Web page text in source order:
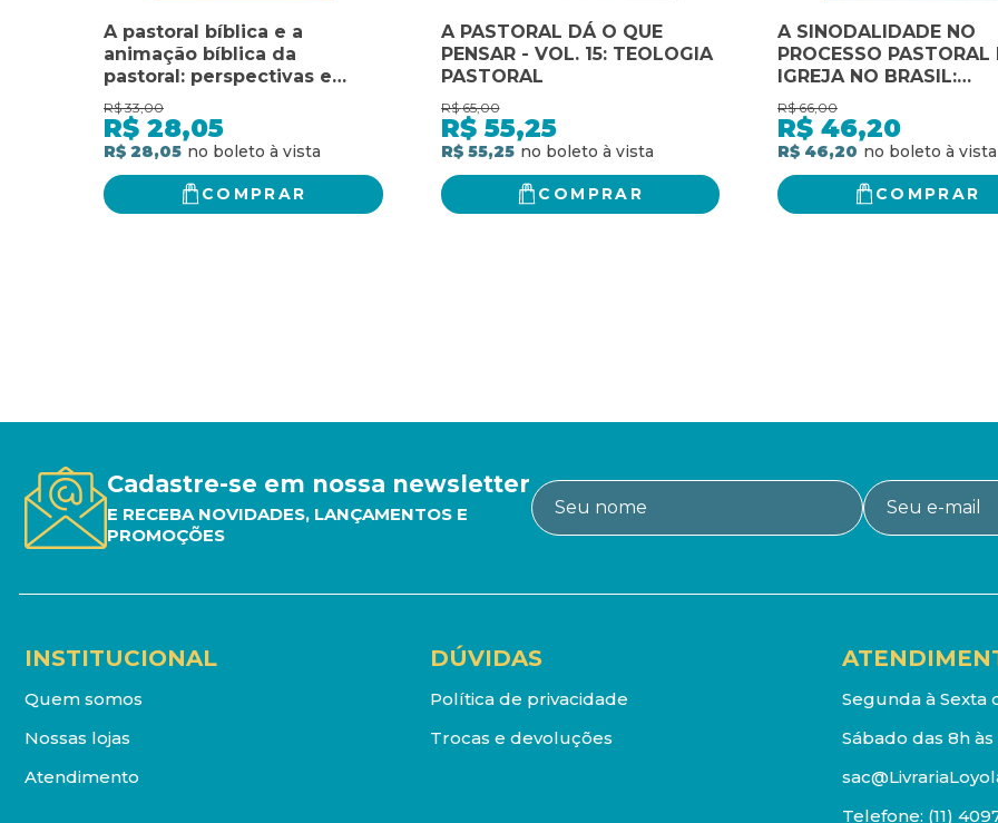
A pastoral bíblica e a
animação bíblica da
pastoral: perspectivas e
propostas para um vivo e
eficaz trabalho pastoral
R$ 33,00
R$ 28,05
R$ 28,05
COMPRAR
A PASTORAL DÁ O QUE
PENSAR - VOL. 15: TEOLOGIA
PASTORAL
R$ 65,00
R$ 55,25
R$ 55,25
COMPRAR
A SINODALIDADE NO
PROCESSO PASTORAL
IGREJA NO BRASIL:
CONTRIBUIÇÕES DO 2º
CONGRESSO BRAS. DE
TEOLOGIA PASTORAL
R$ 66,00
R$ 46,20
R$ 46,20
COMPRAR
Cadastre-se em nossa newsletter
E RECEBA NOVIDADES, LANÇAMENTOS E
PROMOÇÕES
INSTITUCIONAL
Quem somos
Nossas lojas
Atendimento
DÚVIDAS
Política de privacidade
Trocas e devoluções
Segunda à Sexta
Sábado das 8h às
Telefone: (11)